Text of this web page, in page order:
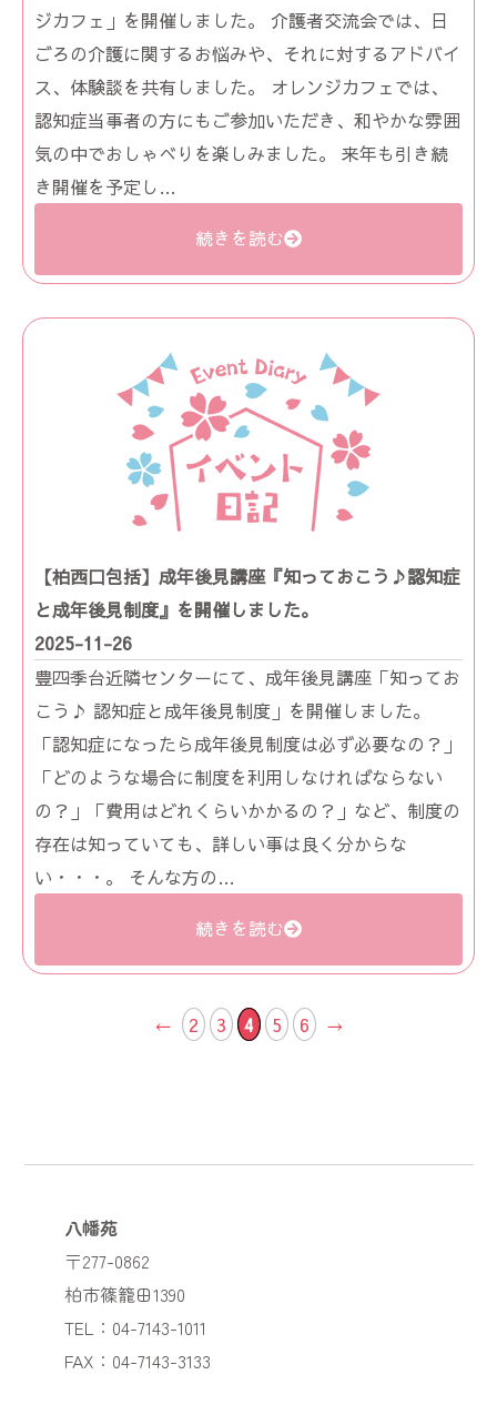
ジカフェ」を開催しました。 介護者交流会では、日
ごろの介護に関するお悩みや、それに対するアドバイ
ス、体験談を共有しました。 オレンジカフェでは、
認知症当事者の方にもご参加いただき、和やかな雰囲
気の中でおしゃべりを楽しみました。 来年も引き続
き開催を予定し…
続きを読む
【柏西口包括】成年後見講座『知っておこう♪認知症
と成年後見制度』を開催しました。
2025-11-26
豊四季台近隣センターにて、成年後見講座「知ってお
こう♪ 認知症と成年後見制度」を開催しました。
「認知症になったら成年後見制度は必ず必要なの？」
「どのような場合に制度を利用しなければならない
の？」「費用はどれくらいかかるの？」など、制度の
存在は知っていても、詳しい事は良く分からな
い・・・。 そんな方の…
続きを読む
← 2 3 4 5 6 →
八幡苑
〒277-0862
柏市篠籠田1390
TEL：04-7143-1011
FAX：04-7143-3133